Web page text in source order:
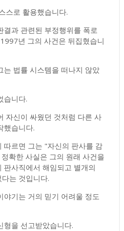
스로 활용했습니다.
결과 관련된 부정행위를 폭로
년 그의 사건은 뒤집혔습니
는 법률 시스템을 떠나지 않았
습니다.
자신이 싸웠던 것처럼 다른 사
했습니다.
따르면 그는 "자신의 판사를 감
확한 사실은 그의 원래 사건을
판사직에서 해임되고 별개의
는 것입니다.
야기는 거의 믿기 어려울 정도
형을 선고받았습니다.